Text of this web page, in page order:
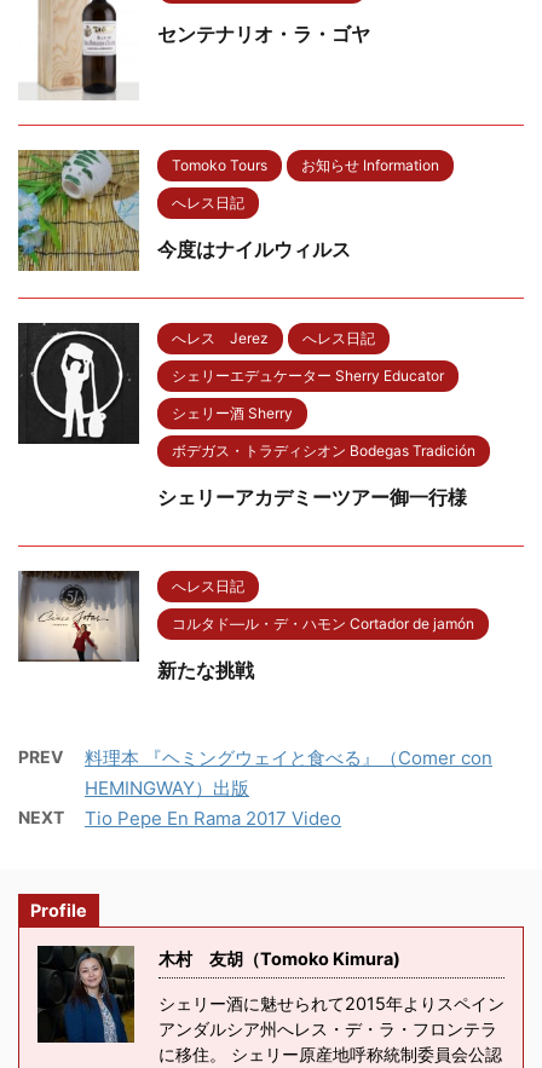
センテナリオ・ラ・ゴヤ
Tomoko Tours お知らせ Information
へレス日記
今度はナイルウィルス
へレス Jerez へレス日記
シェリーエデュケーター Sherry Educator
シェリー酒 Sherry
ボデガス・トラディシオン Bodegas Tradición
シェリーアカデミーツアー御一行様
へレス日記
コルタド―ル・デ・ハモン Cortador de jamón
新たな挑戦
PREV
料理本 『ヘミングウェイと食べる』（Comer con
HEMINGWAY）出版
NEXT Tio Pepe En Rama 2017 Video
Profile
木村 友胡（Tomoko Kimura)
シェリー酒に魅せられて2015年よりスペイン
アンダルシア州へレス・デ・ラ・フロンテラ
に移住。 シェリー原産地呼称統制委員会公認